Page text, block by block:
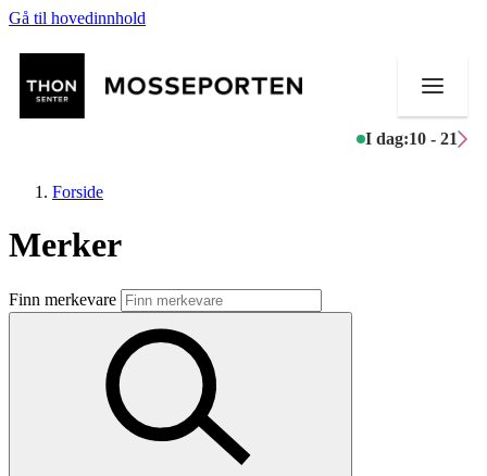
Gå til hovedinnhold
I dag:10 - 21
Butikker
Mat og drikke
Aktiviteter
Forside
Merker
Finn merkevare